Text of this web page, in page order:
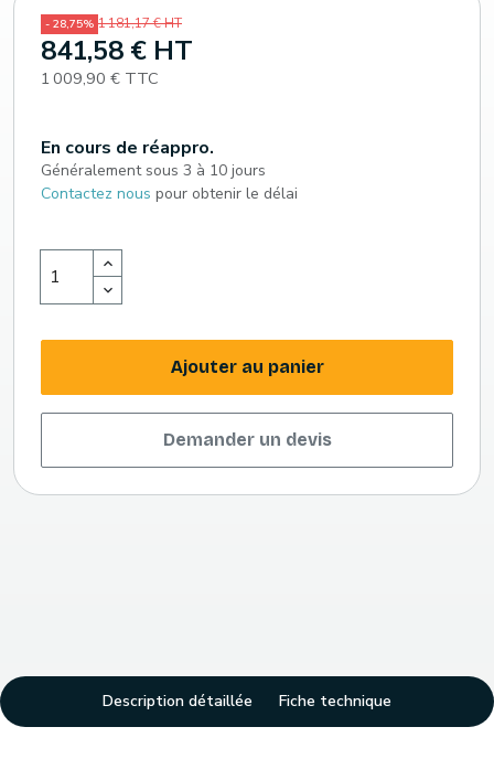
- 28,75% 1 181,17 € HT
841,58 € HT
1 009,90 € TTC
En cours de réappro.
Généralement sous 3 à 10 jours
Contactez nous pour obtenir le délai
Ajouter au panier
Demander un devis
Description détaillée Fiche technique